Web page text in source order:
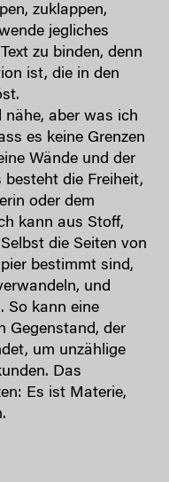
zuklappen,
jegliches
zu binden, denn
ist, die in den
nähe, aber was ich
es keine Grenzen
Wände und der
besteht die Freiheit,
oder dem
kann aus Stoff,
die Seiten von
bestimmt sind,
und
So kann eine
Gegenstand, der
um unzählige
Das
Es ist Materie,